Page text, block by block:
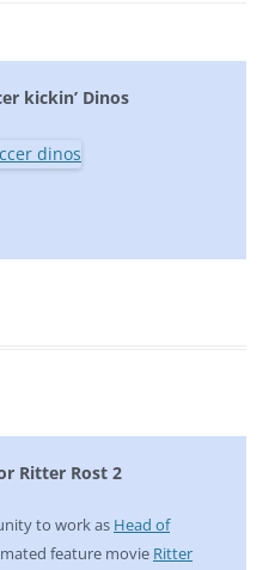
kickin’ Dinos
Ritter Rost 2
to work as Head of
feature movie Ritter